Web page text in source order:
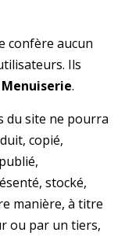
confère aucun
Ils
Menuiserie.
du site ne pourra
copié,
stocké,
manière, à titre
ou par un tiers,